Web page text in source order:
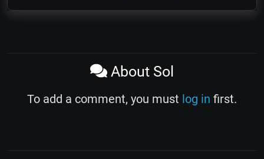
About Sol
To add a comment, you must log in first.